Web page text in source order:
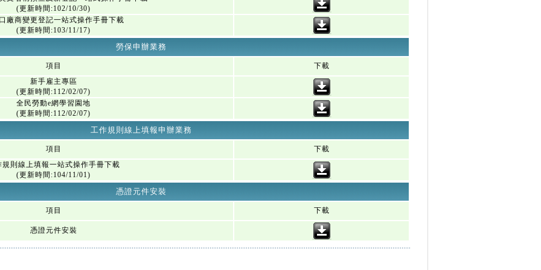
(更新時間:102/10/30)
廠商變更登記一站式操作手冊下載
(更新時間:103/11/17)
勞保申辦業務
項目
下載
新手雇主專區
(更新時間:112/02/07)
全民勞動e網學習園地
(更新時間:112/02/07)
工作規則線上填報申辦業務
項目
下載
規則線上填報一站式操作手冊下載
(更新時間:104/11/01)
憑證元件安裝
項目 下載
憑證元件安裝